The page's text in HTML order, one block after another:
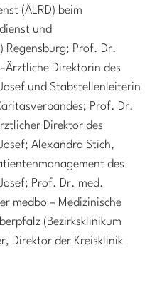
(ÄLRD) beim
und
Regensburg; Prof. Dr.
Ärztliche Direktorin des
und Stabstellenleiterin
Prof. Dr.
Direktor des
Alexandra Stich,
des
Prof. Dr. med.
medbo – Medizinische
(Bezirksklinikum
Direktor der Kreisklinik